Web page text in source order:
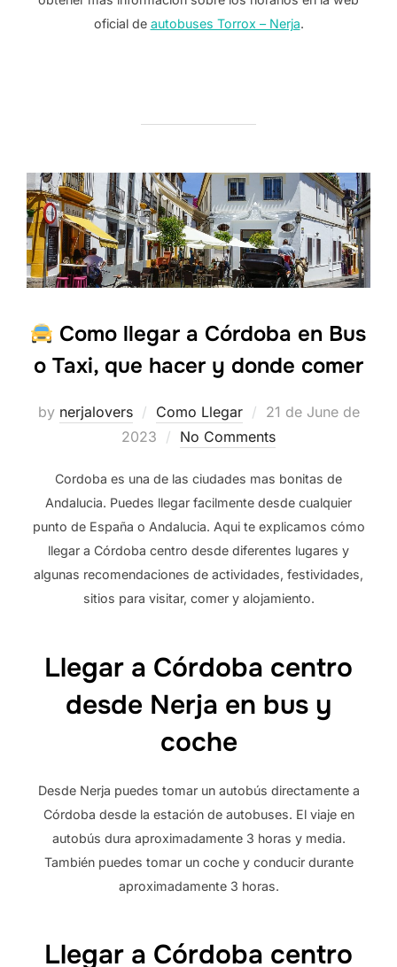
oficial de autobuses Torrox – Nerja.
Como llegar a Córdoba en Bus
o Taxi, que hacer y donde comer
by nerjalovers Como Llegar
Posted
on
21 de June de
2023
No Comments
Cordoba es una de las ciudades mas bonitas de
Andalucia. Puedes llegar facilmente desde cualquier
punto de España o Andalucia. Aqui te explicamos cómo
llegar a Córdoba centro desde diferentes lugares y
algunas recomendaciones de actividades, festividades,
sitios para visitar, comer y alojamiento.
Llegar a Córdoba centro
desde Nerja en bus y
coche
Desde Nerja puedes tomar un autobús directamente a
Córdoba desde la estación de autobuses. El viaje en
autobús dura aproximadamente 3 horas y media.
También puedes tomar un coche y conducir durante
aproximadamente 3 horas.
Llegar a Córdoba centro